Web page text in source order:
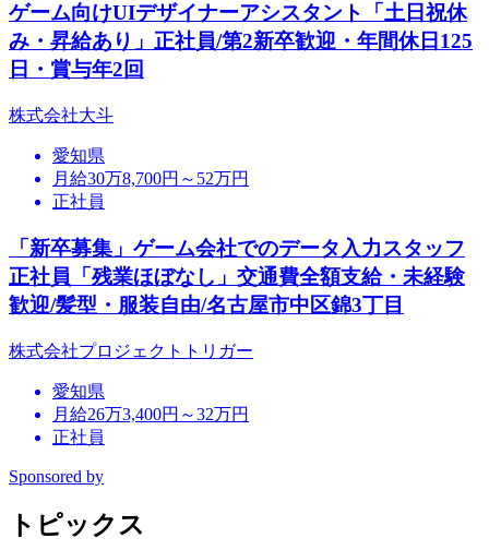
ゲーム向けUIデザイナーアシスタント「土日祝休
み・昇給あり」正社員/第2新卒歓迎・年間休日125
日・賞与年2回
株式会社大斗
愛知県
月給30万8,700円～52万円
正社員
「新卒募集」ゲーム会社でのデータ入力スタッフ
正社員「残業ほぼなし」交通費全額支給・未経験
歓迎/髪型・服装自由/名古屋市中区錦3丁目
株式会社プロジェクトトリガー
愛知県
月給26万3,400円～32万円
正社員
Sponsored by
トピックス